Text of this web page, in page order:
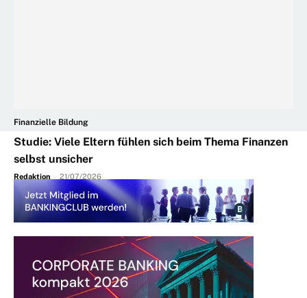
Finanzielle Bildung
Studie: Viele Eltern fühlen sich beim Thema Finanzen
selbst unsicher
Redaktion - 21/07/2026